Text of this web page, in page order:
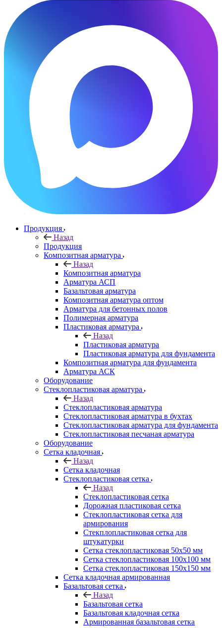
Продукция
Назад
Продукция
Композитная арматура
Назад
Композитная арматура
Арматура АСП
Базальтовая арматура
Композитная арматура оптом
Арматура для бетонных полов
Полимерная арматура
Пластиковая арматура
Назад
Пластиковая арматура
Пластиковая арматура для фундамента
Композитная арматура для фундамента
Арматура АСК
Оборудование
Cтеклопластиковая арматура
Назад
Cтеклопластиковая арматура
Стеклопластиковая арматура в бухтах
Стеклопластиковая арматура для фундамента
Стеклопластиковая песчаная арматура
Оборудование
Сетка кладочная
Назад
Сетка кладочная
Стеклопластиковая сетка
Назад
Стеклопластиковая сетка
Дорожная пластиковая сетка
Стеклопластиковая сетка для
армирования
Стекплопластиковая сетка для
штукатурки
Сетка стеклопластиковая 50x50 мм
Сетка стеклопластиковая 100x100 мм
Сетка стеклопластиковая 150x150 мм
Сетка кладочная армированная
Базальтовая сетка
Назад
Базальтовая сетка
Базальтовая кладочная сетка
Армированная базальтовая сетка